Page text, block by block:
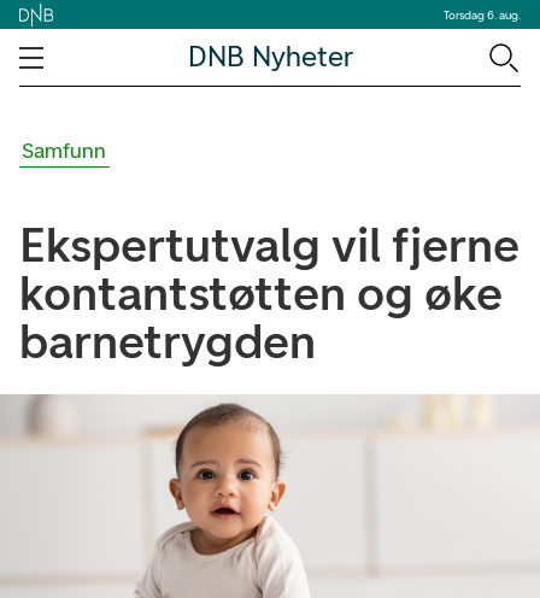
Torsdag 6. aug.
DNB Nyheter
Samfunn
Ekspertutvalg vil fjerne
kontantstøtten og øke
barnetrygden